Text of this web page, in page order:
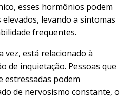
esses hormônios podem
levando a sintomas
frequentes.
vez, está relacionado à
de inquietação. Pessoas que
estressadas podem
de nervosismo constante, o